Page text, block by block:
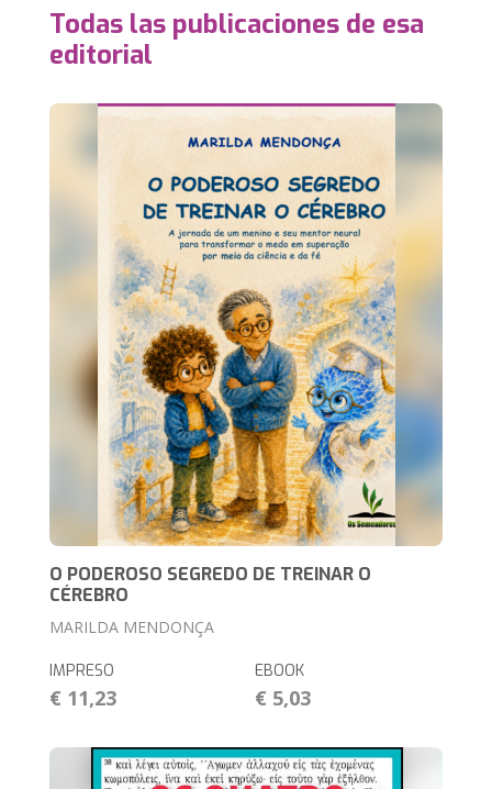
Todas las publicaciones de esa
editorial
O PODEROSO SEGREDO DE TREINAR O
CÉREBRO
MARILDA MENDONÇA
IMPRESO
€ 11,23
EBOOK
€ 5,03